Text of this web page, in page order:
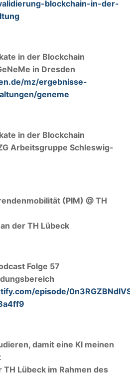
blockchain-in-der-
in der Blockchain
in Dresden
mz/ergebnisse-
geneme
in der Blockchain
Arbeitsgruppe Schleswig-
(PIM) @ TH
der TH Lübeck
Folge 57
episode/
damit eine KI meinen
Lübeck im Rahmen des